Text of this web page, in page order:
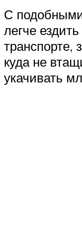
С
легче
транспорте,
куда не
укачивать